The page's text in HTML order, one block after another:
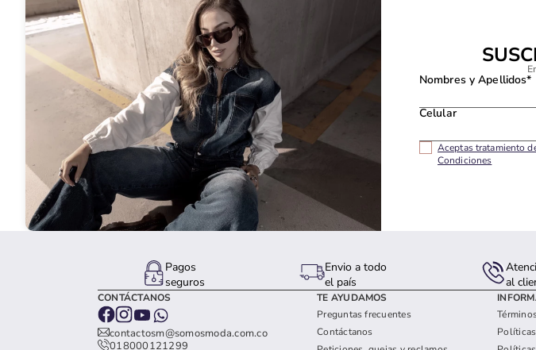
Nombres y Apellidos*
Celular
Aceptas tratamiento
Condiciones
Pagos
seguros
Envio a todo
el país
al
CONTÁCTANOS
contactosm@somosmoda.com.co
018000121299
TE AYUDAMOS
Preguntas frecuentes
Contáctanos